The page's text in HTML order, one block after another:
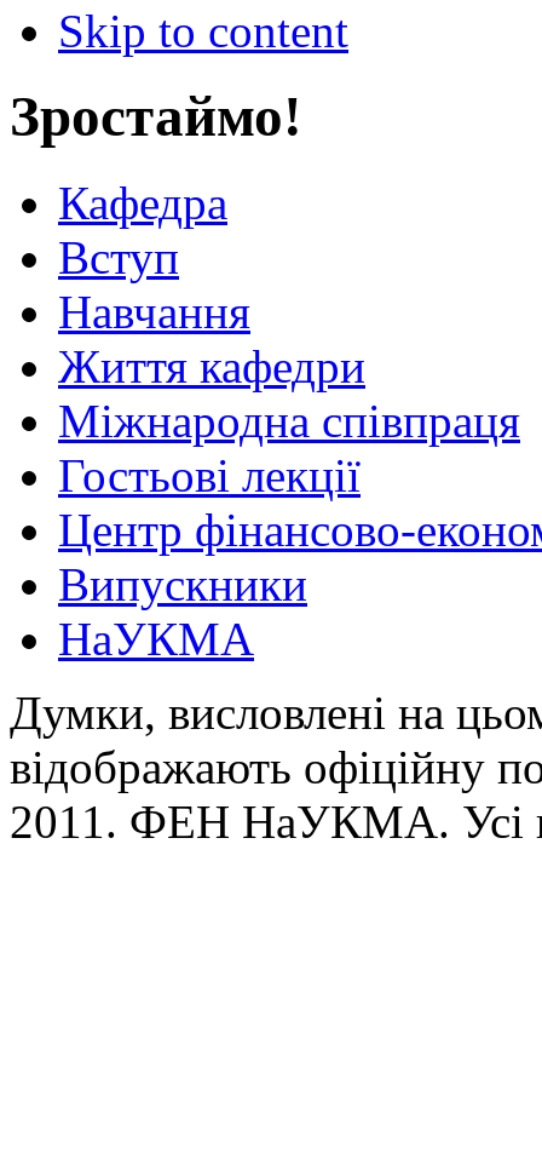
Skip to content
Зростаймо!
Кафедра
Вступ
Навчання
Життя кафедри
Міжнародна співпраця
Гостьові лекції
Центр фінансово-
Випускники
НаУКМА
Думки, висловлені на
відображають офіційну
2011. ФЕН НаУКМА. Усі